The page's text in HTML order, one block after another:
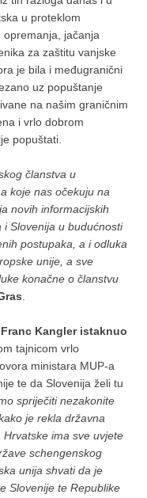
u proteklom
jačanja
za zaštitu vanjske
je bila i međugranični
uz popuštanje
na našim graničnim
i vrlo dobrom
popuštati.
članstva u
koje nas očekuju na
novih informacijskih
i Slovenija u budućnosti
postupaka, a i odluka
unije, a sve
konačne o članstvu
Franc Kangler istaknuo
tajnicom vrlo
ministara MUP-a
te da Slovenija želi tu
spriječiti nezakonite
je rekla državna
ima sve uvjete
schengenskog
unija shvati da je
Slovenije te Republike